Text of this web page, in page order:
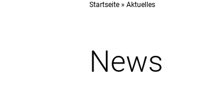
Startseite Aktuelles
News